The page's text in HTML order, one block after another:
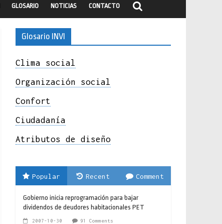
GLOSARIO NOTICIAS CONTACTO
Glosario INVI
Clima social
Organización social
Confort
Ciudadanía
Atributos de diseño
Popular Recent Comment
Gobierno inicia reprogramación para bajar
dividendos de deudores habitacionales PET
2007-10-30 91 Comments